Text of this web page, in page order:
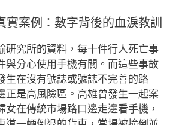
實案例：數字背後的血淚教訓
研究所的資料，每十件行人死亡事
與分心使用手機有關。而這些事故
生在沒有號誌或號誌不完善的路
正是高風險區。高雄曾發生一起案
女在傳統市場路口邊走邊看手機，